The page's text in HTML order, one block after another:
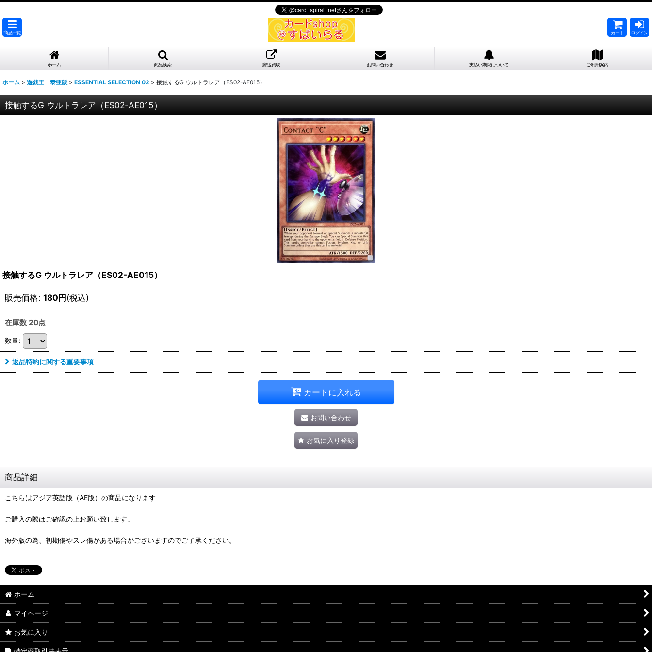
商品一覧 カート ログイン
ホーム 商品検索 郵送買取 お問い合わせ 支払い期限について ご利用案内
ホーム > 遊戯王 泰亜版 > ESSENTIAL SELECTION 02 > 接触するG ウルトラレア（ES02-AE015）
接触するG ウルトラレア（ES02-AE015）
接触するG ウルトラレア（ES02-AE015）
販売価格: 180円(税込)
在庫数 20点
数量:
返品特約に関する重要事項
カートに入れる
お問い合わせ
お気に入り登録
商品詳細
こちらはアジア英語版（AE版）の商品になります
ご購入の際はご確認の上お願い致します。
海外版の為、初期傷やスレ傷がある場合がございますのでご了承ください。
ホーム
マイページ
お気に入り